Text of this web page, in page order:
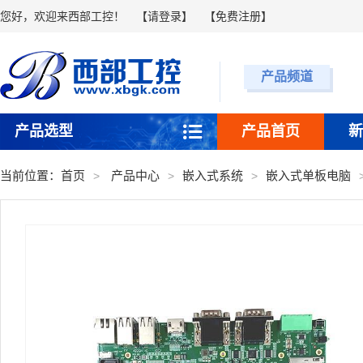
您好，欢迎来西部工控！ 【请登录】 【免费注册】
产品频道
产品选型 产品首页
当前位置： 首页 产品中心 嵌入式系统 嵌入式单板电脑